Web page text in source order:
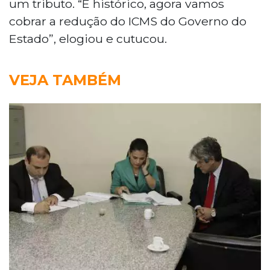
um tributo. “É histórico, agora vamos
cobrar a redução do ICMS do Governo do
Estado”, elogiou e cutucou.
VEJA TAMBÉM